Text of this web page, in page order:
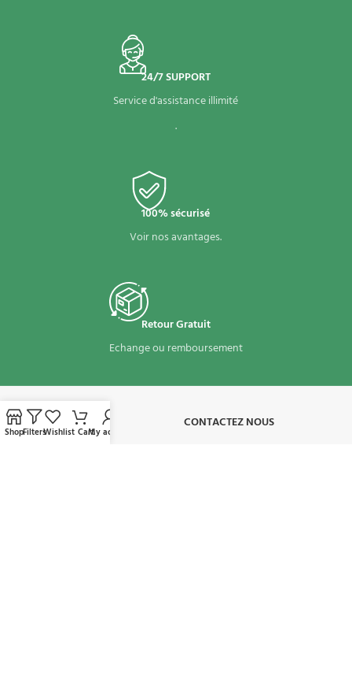
24/7 SUPPORT
Service d'assistance illimité
.
100% sécurisé
Voir nos avantages.
Retour Gratuit
Echange ou remboursement
À PROPOS​ CONTACTEZ NOUS
ShopFiltersWishlist CartMy account